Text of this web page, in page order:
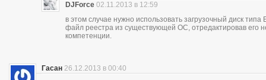
DJForce 02.11.2013 в 12:59
в этом случае нужно использовать загрузочный диск
файл реестра из существующей ОС, отредактировав его
компетенции.
Гасан 26.12.2013 в 00:40